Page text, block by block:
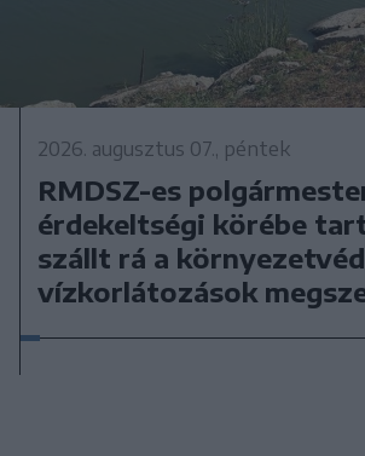
2026. augusztus 07., péntek
RMDSZ-es
érdekeltségi körébe
szállt rá a
vízkorlátozások